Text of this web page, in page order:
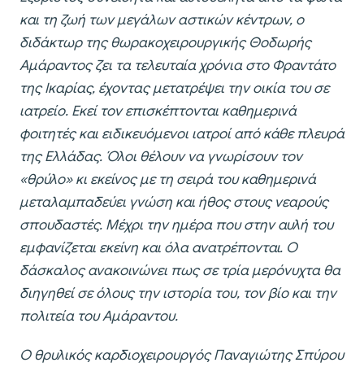
και τη ζωή των μεγάλων αστικών κέντρων, ο
διδάκτωρ της θωρακοχειρουργικής Θοδωρής
Αμάραντος ζει τα τελευταία χρόνια στο Φραντάτο
της Ικαρίας, έχοντας μετατρέψει την οικία του σε
ιατρείο. Εκεί τον επισκέπτονται καθημερινά
φοιτητές και ειδικευόμενοι ιατροί από κάθε πλευρά
της Ελλάδας. Όλοι θέλουν να γνωρίσουν τον
«θρύλο» κι εκείνος με τη σειρά του καθημερινά
μεταλαμπαδεύει γνώση και ήθος στους νεαρούς
σπουδαστές. Μέχρι την ημέρα που στην αυλή του
εμφανίζεται εκείνη και όλα ανατρέπονται. Ο
δάσκαλος ανακοινώνει πως σε τρία μερόνυχτα θα
διηγηθεί σε όλους την ιστορία του, τον βίο και την
πολιτεία του Αμάραντου.
Ο θρυλικός καρδιοχειρουργός Παναγιώτης Σπύρου